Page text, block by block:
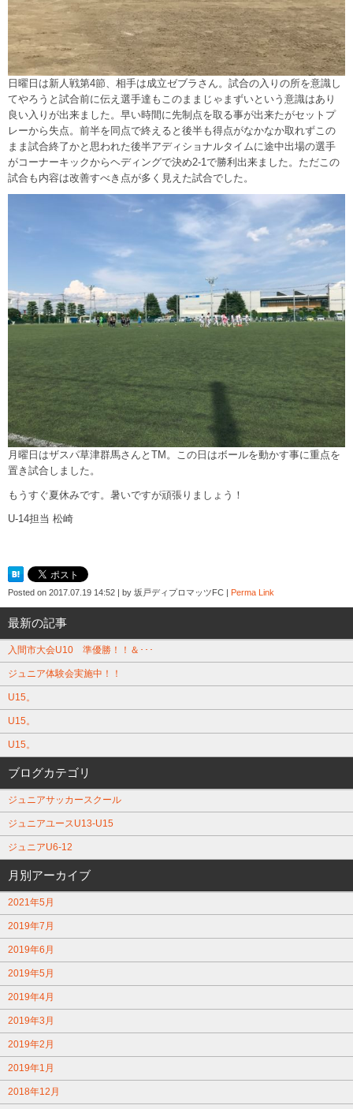
日曜日は新人戦第4節、相手は成立ゼブラさん。試合の入りの所を意識し
てやろうと試合前に伝え選手達もこのままじゃまずいという意識はあり
良い入りが出来ました。早い時間に先制点を取る事が出来たがセットプ
レーから失点。前半を同点で終えると後半も得点がなかなか取れずこの
まま試合終了かと思われた後半アディショナルタイムに途中出場の選手
がコーナーキックからヘディングで決め2-1で勝利出来ました。ただこの
試合も内容は改善すべき点が多く見えた試合でした。
月曜日はザスパ草津群馬さんとTM。この日はボールを動かす事に重点を
置き試合しました。
もうすぐ夏休みです。暑いですが頑張りましょう！
U-14担当 松崎
Posted on 2017.07.19 14:52 | by 坂戸ディプロマッツFC | Perma Link
最新の記事
入間市大会U10 準優勝！！＆･･･
ジュニア体験会実施中！！
U15。
U15。
U15。
ブログカテゴリ
ジュニアサッカースクール
ジュニアユースU13-U15
ジュニアU6-12
月別アーカイブ
2021年5月
2019年7月
2019年6月
2019年5月
2019年4月
2019年3月
2019年2月
2019年1月
2018年12月